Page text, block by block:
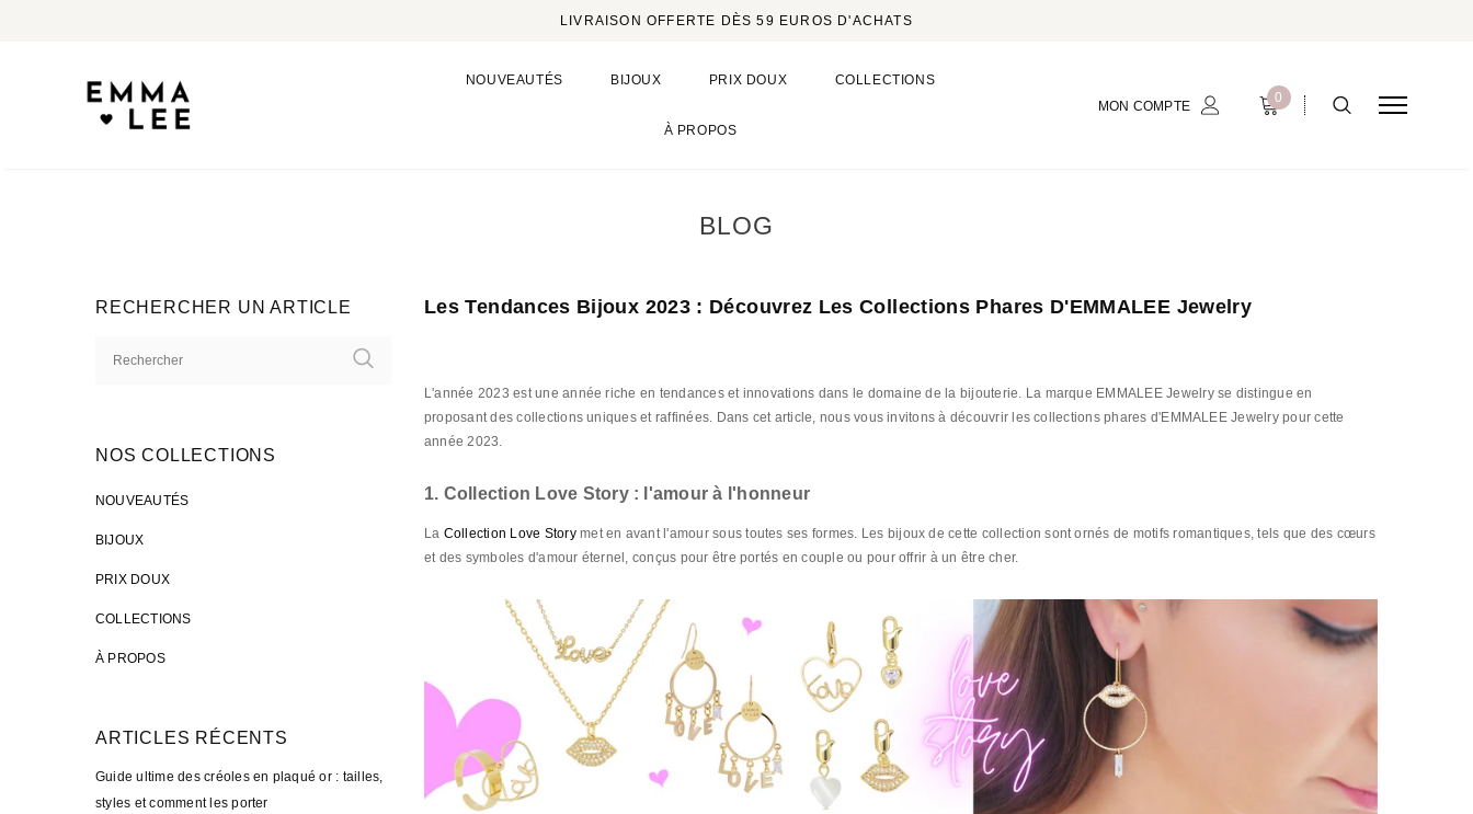
LIVRAISON OFFERTE DÈS 59 EUROS D'ACHATS
NOUVEAUTÉS BIJOUX PRIX DOUX COLLECTIONS
À PROPOS
MON COMPTE
0
BLOG
RECHERCHER UN ARTICLE
NOS COLLECTIONS
NOUVEAUTÉS
BIJOUX
PRIX DOUX
COLLECTIONS
À PROPOS
ARTICLES RÉCENTS
Guide ultime des créoles en plaqué or : tailles,
styles et comment les porter
Les Tendances Bijoux 2023 : Découvrez Les Collections Phares D'EMMALEE Jewelry
L'année 2023 est une année riche en tendances et innovations dans le domaine de la bijouterie. La marque EMMALEE Jewelry se distingue en
proposant des collections uniques et raffinées. Dans cet article, nous vous invitons à découvrir les collections phares d'EMMALEE Jewelry pour cette
année 2023.
1. Collection Love Story : l'amour à l'honneur
La Collection Love Storymet en avant l'amour sous toutes ses formes. Les bijoux de cette collection sont ornés de motifs romantiques, tels que des cœurs
et des symboles d'amour éternel, conçus pour être portés en couple ou pour offrir à un être cher.